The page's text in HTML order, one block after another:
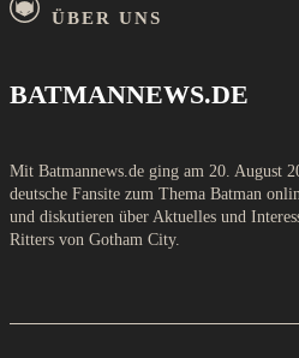
ÜBER UNS
BATMANNEWS.DE
Mit Batmannews.de ging am 20. August
deutsche Fansite zum Thema Batman
und diskutieren über Aktuelles und
Ritters von Gotham City.